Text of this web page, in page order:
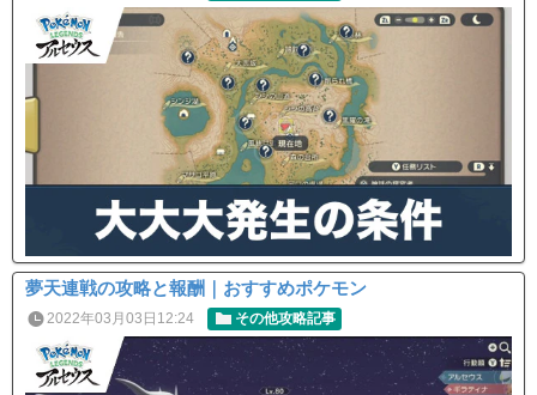
夢天連戦の攻略と報酬｜おすすめポケモン
2022年03月03日12:24 その他攻略記事